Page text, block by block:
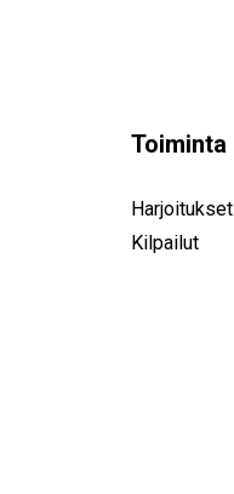
Toiminta
Harjoitukset
Kilpailut